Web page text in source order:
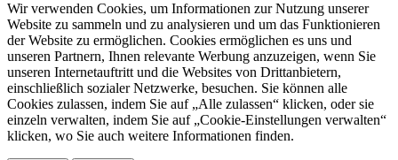
Wir verwenden Cookies, um Informationen zur Nutzung unserer
Website zu sammeln und zu analysieren und um das Funktionieren
der Website zu ermöglichen. Cookies ermöglichen es uns und
unseren Partnern, Ihnen relevante Werbung anzuzeigen, wenn Sie
unseren Internetauftritt und die Websites von Drittanbietern,
einschließlich sozialer Netzwerke, besuchen. Sie können alle
Cookies zulassen, indem Sie auf „Alle zulassen“ klicken, oder sie
einzeln verwalten, indem Sie auf „Cookie-Einstellungen verwalten“
klicken, wo Sie auch weitere Informationen finden.